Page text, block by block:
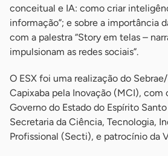
conceitual e IA: como criar
informação”; e sobre a importância
com a palestra “Story em telas –
impulsionam as redes sociais”.
O ESX foi uma realização do
Capixaba pela Inovação (MCI), com
Governo do Estado do Espírito
Secretaria da Ciência, Tecnologia,
Profissional (Secti), e patrocínio da